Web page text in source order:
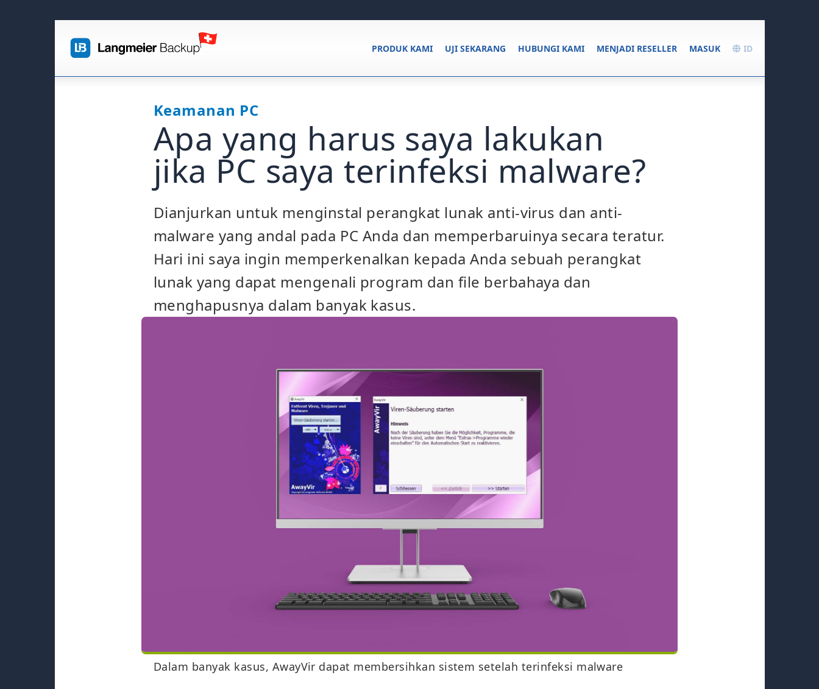
ID
MASUK
MENJADI RESELLER
HUBUNGI KAMI
UJI SEKARANG
PRODUK KAMI
Keamanan PC
Apa yang harus saya lakukan
jika PC saya terinfeksi malware?
Dianjurkan untuk menginstal perangkat lunak anti-virus dan anti-
malware yang andal pada PC Anda dan memperbaruinya secara teratur.
Hari ini saya ingin memperkenalkan kepada Anda sebuah perangkat
lunak yang dapat mengenali program dan file berbahaya dan
menghapusnya dalam banyak kasus.
Dalam banyak kasus, AwayVir dapat membersihkan sistem setelah terinfeksi malware